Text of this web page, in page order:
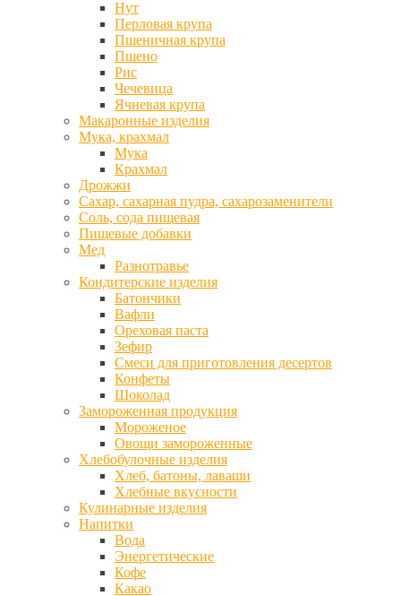
Нут
Перловая крупа
Пшеничная крупа
Пшено
Рис
Чечевица
Ячневая крупа
Макаронные изделия
Мука, крахмал
Мука
Крахмал
Дрожжи
Сахар, сахарная пудра, сахарозаменители
Соль, сода пищевая
Пищевые добавки
Мед
Разнотравье
Кондитерские изделия
Батончики
Вафли
Ореховая паста
Зефир
Смеси для приготовления десертов
Конфеты
Шоколад
Замороженная продукция
Мороженое
Овощи замороженные
Хлебобулочные изделия
Хлеб, батоны, лаваши
Хлебные вкусности
Кулинарные изделия
Напитки
Вода
Энергетические
Кофе
Какао